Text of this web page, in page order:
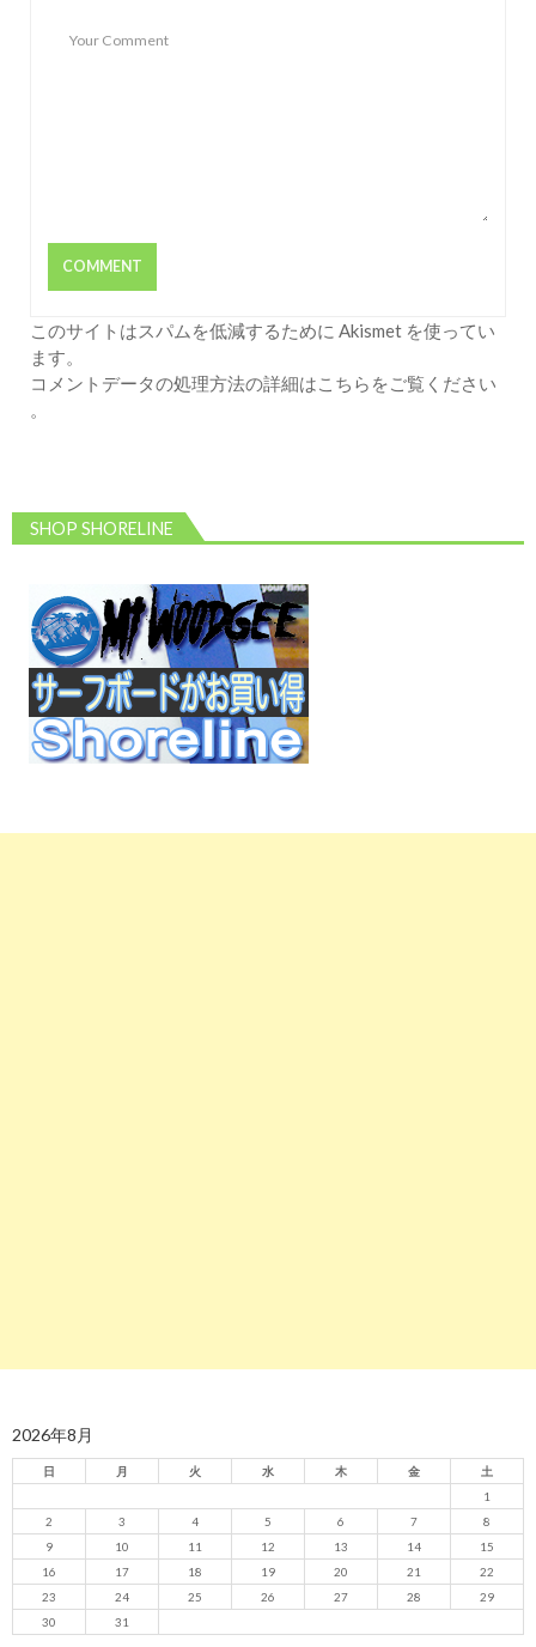
このサイトはスパムを低減するために Akismet を使ってい
ます。
コメントデータの処理方法の詳細はこちらをご覧ください
。
SHOP SHORELINE
2026年8月
日 月 火 水 木 金
土
1
2
3 4 5 6 7
8
9
10 11 12 13 14
15
16
17 18 19 20 21
22
23
24 25 26 27 28
29
30
31